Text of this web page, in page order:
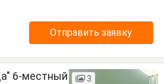
Отправить заявку
6-местный 3